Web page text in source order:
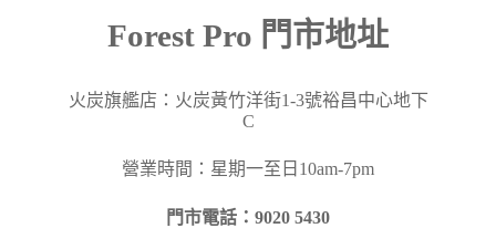
Forest Pro 門市地址
火炭旗艦店：火炭黃竹洋街1-3號裕昌中心地下
C
營業時間：星期一至日10am-7pm
門市電話：9020 5430